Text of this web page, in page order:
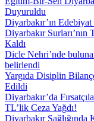
Duyuruldu
Diyarbakır’ın
Diyarbakır Surları’nın
Kaldı
Dicle Nehri’nde
belirlendi
Yargıda Disiplin
Edildi
Diyarbakır’da
TL’lik Ceza Yağdı!
Diyarbakır